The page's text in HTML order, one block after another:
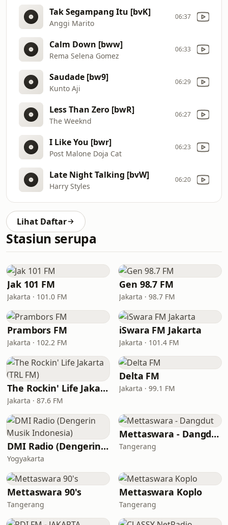
Tak Segampang Itu [bvK]
Anggi Marito
06:37
Calm Down [bww]
Rema Selena Gomez
06:33
Saudade [bw9]
Kunto Aji
06:29
Less Than Zero [bwR]
The Weeknd
06:27
I Like You [bwr]
Post Malone Doja Cat
06:23
Late Night Talking [bvW]
Harry Styles
06:20
Lihat Daftar
Stasiun serupa
Jak 101 FM
Jakarta · 101.0 FM
Gen 98.7 FM
Jakarta · 98.7 FM
Prambors FM
Jakarta · 102.2 FM
iSwara FM Jakarta
Jakarta · 101.4 FM
The Rockin' Life Jakarta (TRL FM)
Jakarta · 87.6 FM
Delta FM
Jakarta · 99.1 FM
DMI Radio (Dengerin Musik Indonesia)
Yogyakarta
Mettaswara - Dangdut
Tangerang
Mettaswara 90's
Tangerang
Mettaswara Koplo
Tangerang